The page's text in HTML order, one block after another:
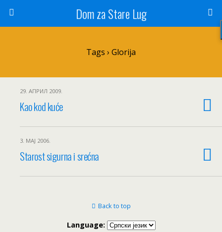
Dom za Stare Lug
Tags › Glorija
29. АПРИЛ 2009.
Kao kod kuće
3. МАЈ 2006.
Starost sigurna i srećna
Back to top
Language: